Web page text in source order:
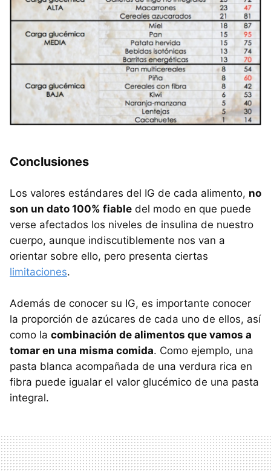
Conclusiones
Los valores estándares del IG de cada alimento, no
son un dato 100% fiable del modo en que puede
verse afectados los niveles de insulina de nuestro
cuerpo, aunque indiscutiblemente nos van a
orientar sobre ello, pero presenta ciertas
limitaciones.
Además de conocer su IG, es importante conocer
la proporción de azúcares de cada uno de ellos, así
como la combinación de alimentos que vamos a
tomar en una misma comida. Como ejemplo, una
pasta blanca acompañada de una verdura rica en
fibra puede igualar el valor glucémico de una pasta
integral.